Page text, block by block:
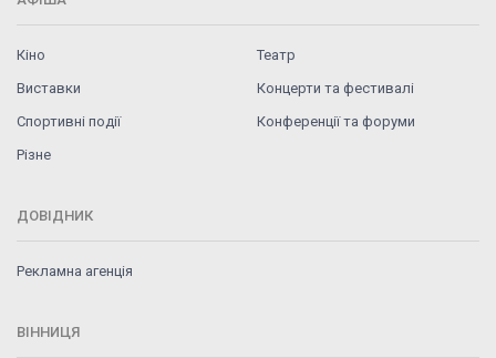
Кіно
Театр
Виставки
Концерти та фестивалі
Спортивні події
Конференції та форуми
Різне
ДОВІДНИК
Рекламна агенція
ВІННИЦЯ